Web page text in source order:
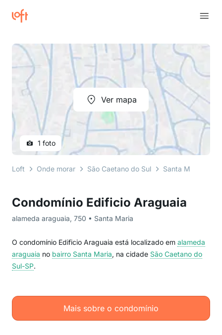
Condomínio Edificio Araguaia
alameda araguaia, 750 • Santa Maria
O condomínio Edificio Araguaia está localizado em alameda
araguaia no bairro Santa Maria, na cidade São Caetano do
Sul-SP.
Mais sobre o condomínio
Ver mapa
1 foto
Loft Onde morar São Caetano do Sul Santa Maria